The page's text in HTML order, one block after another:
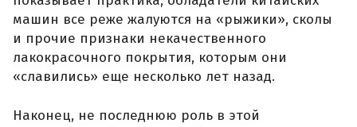
машин все реже жалуются на «рыжики», сколы
и прочие признаки некачественного
лакокрасочного покрытия, которым они
«славились» еще несколько лет назад.
Наконец, не последнюю роль в этой